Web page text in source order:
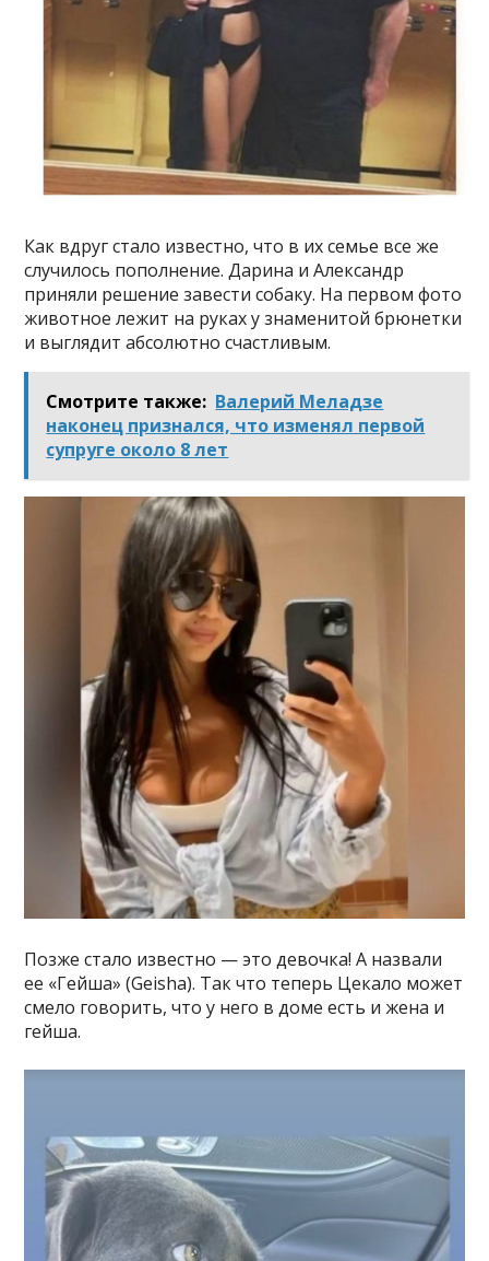
Как вдруг стало известно, что в их семье все же
случилось пополнение. Дарина и Александр
приняли решение завести собаку. На первом фото
животное лежит на руках у знаменитой брюнетки
и выглядит абсолютно счастливым.
Смотрите также: Валерий Меладзе
наконец признался, что изменял первой
супруге около 8 лет
Позже стало известно — это девочка! А назвали
ее «Гейша» (Geisha). Так что теперь Цекало может
смело говорить, что у него в доме есть и жена и
гейша.